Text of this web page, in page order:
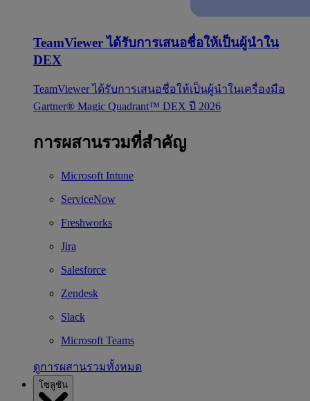
TeamViewer ได้รับการเสนอชื่อให้เป็นผู้นำใน
DEX
TeamViewer ได้รับการเสนอชื่อให้เป็นผู้นำในเครื่องมือ
Gartner® Magic Quadrant™ DEX ปี 2026
การผสานรวมที่สำคัญ
Microsoft Intune
ServiceNow
Freshworks
Jira
Salesforce
Zendesk
Slack
Microsoft Teams
ดูการผสานรวมทั้งหมด
โซลูชัน